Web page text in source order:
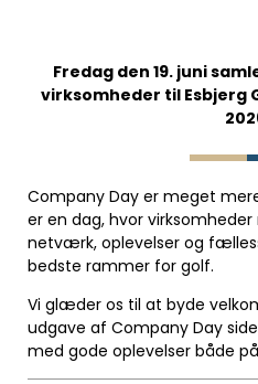
Fredag den 19. juni
virksomheder til Esbjerg
Company Day er meget
er en dag, hvor
netværk, oplevelser og
bedste rammer for golf.
Vi glæder os til at byde
udgave af Company Day
med gode oplevelser både